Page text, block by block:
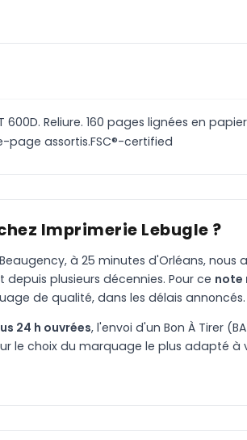
Reliure. 160 pages lignées en
assortis.FSC®-certified
Imprimerie Lebugle ?
à 25 minutes d'Orléans,
plusieurs décennies. Pour ce note
de qualité, dans les délais annoncés.
24 h ouvrées, l'envoi d'un Bon À Tirer
le choix du marquage le plus adapté